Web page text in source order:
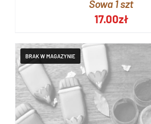
Sowa 1 szt
17.00zł